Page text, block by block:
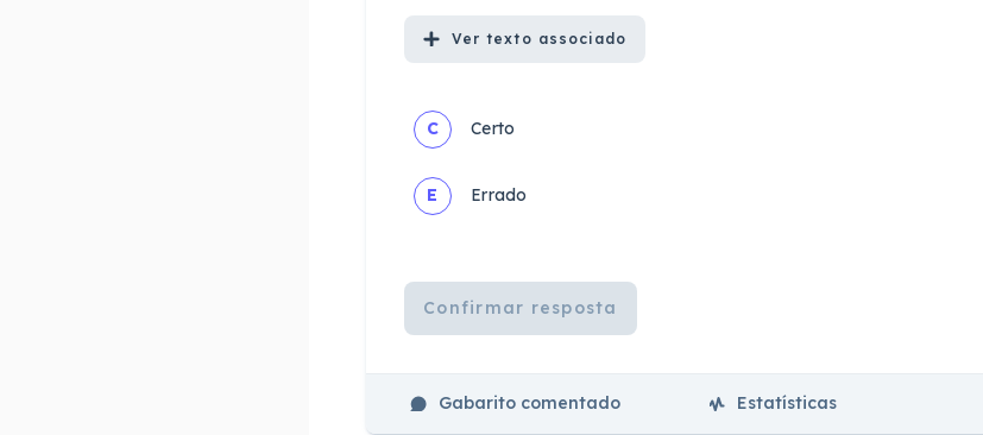
Ver texto associado
C Certo
E Errado
Confirmar resposta
Gabarito comentado Estatísticas